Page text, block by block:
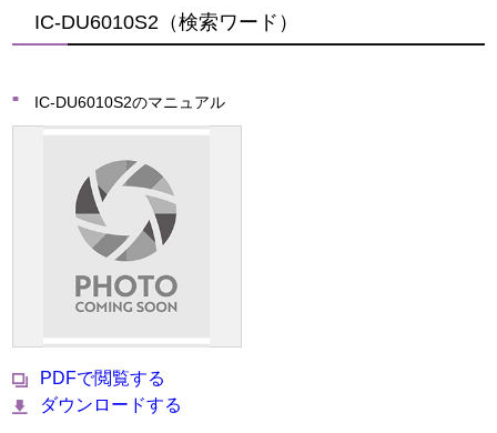
IC-DU6010S2（検索ワード）
IC-DU6010S2のマニュアル
PDFで閲覧する
ダウンロードする